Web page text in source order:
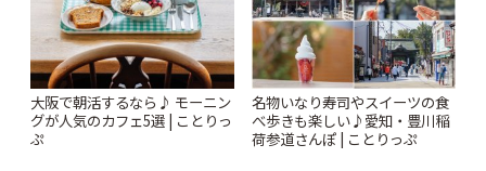
大阪で朝活するなら♪ モーニン
グが人気のカフェ5選 | ことりっ
ぷ
名物いなり寿司やスイーツの食
べ歩きも楽しい♪愛知・豊川稲
荷参道さんぽ | ことりっぷ